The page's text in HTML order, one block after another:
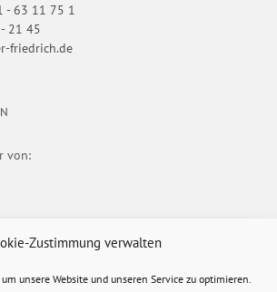
Zustimmung verwalten
unsere Website und unseren Service zu optimieren.
- 63 11 75 1
21 45
friedrich.de
von: